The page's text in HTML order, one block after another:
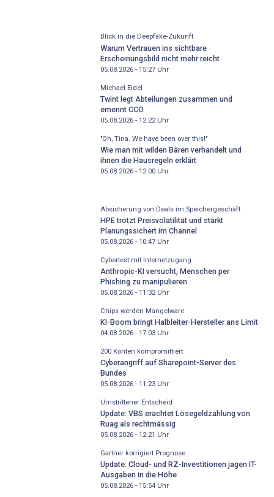
Blick in die Deepfake-Zukunft
Warum Vertrauen ins sichtbare
Erscheinungsbild nicht mehr reicht
05.08.2026 - 15:27Uhr
Michael Eidel
Twint legt Abteilungen zusammen und
ernennt CCO
05.08.2026 - 12:22Uhr
"Oh, Tina. We have been over this!"
Wie man mit wilden Bären verhandelt und
ihnen die Hausregeln erklärt
05.08.2026 - 12:00Uhr
Absicherung von Deals im Speichergeschäft
HPE trotzt Preisvolatilität und stärkt
Planungssichert im Channel
05.08.2026 - 10:47Uhr
Cybertest mit Internetzugang
Anthropic-KI versucht, Menschen per
Phishing zu manipulieren
05.08.2026 - 11:32Uhr
Chips werden Mangelware
KI-Boom bringt Halbleiter-Hersteller ans Limit
04.08.2026 - 17:03Uhr
200 Konten kompromittiert
Cyberangriff auf Sharepoint-Server des
Bundes
05.08.2026 - 11:23Uhr
Umstrittener Entscheid
Update: VBS erachtet Lösegeldzahlung von
Ruag als rechtmässig
05.08.2026 - 12:21 Uhr
Gartner korrigiert Prognose
Update: Cloud- und RZ-Investitionen jagen IT-
Ausgaben in die Höhe
05.08.2026 - 15:54Uhr